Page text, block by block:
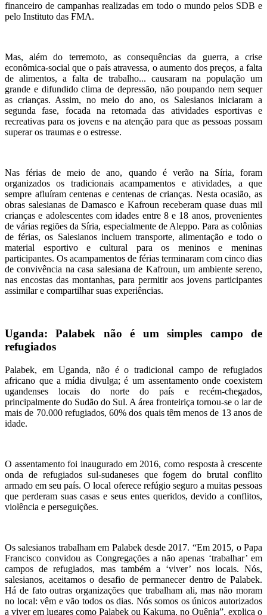
financeiro de campanhas realizadas em todo o mundo pelos SDB e
pelo Instituto das FMA.
Mas, além do terremoto, as consequências da guerra, a crise
econômica-social que o país atravessa, o aumento dos preços, a falta
de alimentos, a falta de trabalho... causaram na população um
grande e difundido clima de depressão, não poupando nem sequer
as crianças. Assim, no meio do ano, os Salesianos iniciaram a
segunda fase, focada na retomada das atividades esportivas e
recreativas para os jovens e na atenção para que as pessoas possam
superar os traumas e o estresse.
Nas férias de meio de ano, quando é verão na Síria, foram
organizados os tradicionais acampamentos e atividades, a que
sempre afluíram centenas e centenas de crianças. Nesta ocasião, as
obras salesianas de Damasco e Kafroun receberam quase duas mil
crianças e adolescentes com idades entre 8 e 18 anos, provenientes
de várias regiões da Síria, especialmente de Aleppo. Para as colônias
de férias, os Salesianos incluem transporte, alimentação e todo o
material esportivo e cultural para os meninos e meninas
participantes. Os acampamentos de férias terminaram com cinco dias
de convivência na casa salesiana de Kafroun, um ambiente sereno,
nas encostas das montanhas, para permitir aos jovens participantes
assimilar e compartilhar suas experiências.
Uganda: Palabek não é um simples campo de
refugiados
Palabek, em Uganda, não é o tradicional campo de refugiados
africano que a mídia divulga; é um assentamento onde coexistem
ugandenses locais do norte do país e recém-chegados,
principalmente do Sudão do Sul. A área fronteiriça tornou-se o lar de
mais de 70.000 refugiados, 60% dos quais têm menos de 13 anos de
idade.
O assentamento foi inaugurado em 2016, como resposta à crescente
onda de refugiados sul-sudaneses que fogem do brutal conflito
armado em seu país. O local oferece refúgio seguro a muitas pessoas
que perderam suas casas e seus entes queridos, devido a conflitos,
violência e perseguições.
Os salesianos trabalham em Palabek desde 2017. “Em 2015, o Papa
Francisco convidou as Congregações a não apenas ‘trabalhar’ em
campos de refugiados, mas também a ‘viver’ nos locais. Nós,
salesianos, aceitamos o desafio de permanecer dentro de Palabek.
Há de fato outras organizações que trabalham ali, mas não moram
no local: vêm e vão todos os dias. Nós somos os únicos autorizados
a viver em lugares como Palabek ou Kakuma, no Quênia”, explica o